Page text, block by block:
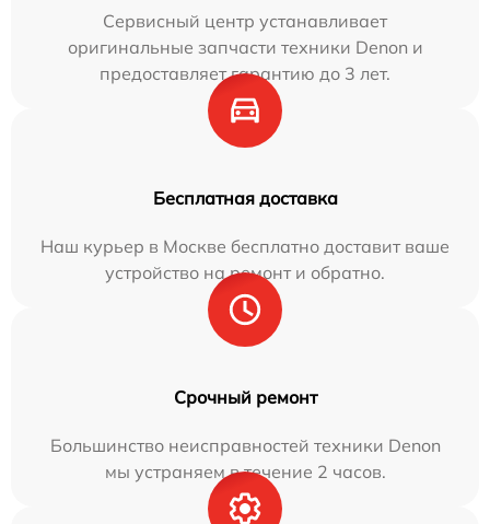
Сервисный центр устанавливает
оригинальные запчасти техники Denon и
предоставляет гарантию до 3 лет.
Бесплатная доставка
Наш курьер в Москве бесплатно доставит ваше
устройство на ремонт и обратно.
Срочный ремонт
Большинство неисправностей техники Denon
мы устраняем в течение 2 часов.